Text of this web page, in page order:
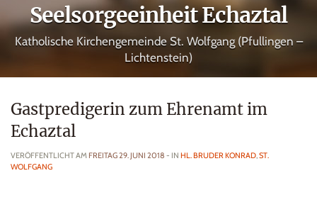
Seelsorgeeinheit Echaztal
Katholische Kirchengemeinde St. Wolfgang (Pfullingen –
Lichtenstein)
Gastpredigerin zum Ehrenamt im
Echaztal
VERÖFFENTLICHT AM FREITAG 29. JUNI 2018 - IN HL. BRUDER KONRAD,ST.
WOLFGANG